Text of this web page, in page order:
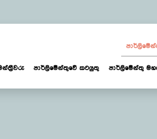
පාර්ලිමේන්තුවේ කටයුතු පාර්ලිමේන්තු